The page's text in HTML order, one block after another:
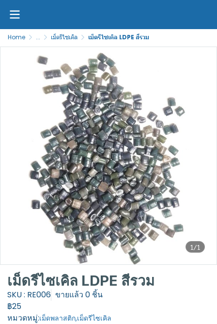
Home ... เม็ดรีไซเคิล เม็ดรีไซเคิล LDPE สีรวม
1/1
เม็ดรีไซเคิล LDPE สีรวม
SKU : RE006 ขายแล้ว 0 ชิ้น
฿25
หมวดหมู่:เม็ดพลาสติก,เม็ดรีไซเคิล